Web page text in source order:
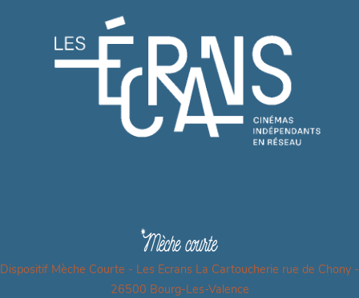
Dispositif Mèche Courte - Les Ecrans La Cartoucherie rue de Chony -
26500 Bourg-Les-Valence